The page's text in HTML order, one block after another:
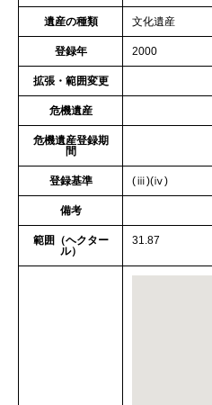
遺産の種類 文化遺産
登録年 2000
拡張・範囲変更
危機遺産
危機遺産登録期
間
登録基準 (ⅲ)(ⅳ)
備考
範囲（ヘクター
ル）
31.87